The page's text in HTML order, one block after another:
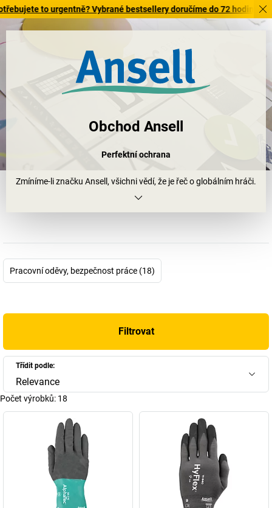
to urgentně? Vybrané bestsellery doručíme do 72 hodin.
Obchod Ansell
Perfektní ochrana
Zmíníme-li značku Ansell, všichni vědí, že je řeč o globálním hráči.
Firma se sídlem v australském Melbourne je konec konců
odvětví.
použitelné pracovní a ochranné rukavice, které musí být nejenom
však ukazuje profesionální přístup firmy Ansell. Společnost
s celkovým počtem 13000 zaměstnanců je aktivní ve více než
55 zemích po celém světě. A před očima má ušlechtilý cíl: vytvořit
svět, ve kterém budou mít lidé optimální ochranu proti všem
rizikům, kterým jsou denně vystaveni.
Pracovní oděvy, bezpečnost práce (18)
Filtrovat
Třídit podle:
Relevance
Počet výrobků: 18